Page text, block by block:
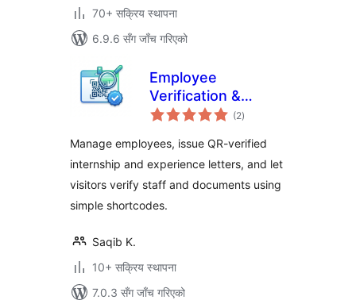
70+ सक्रिय स्थापना
6.9.6 सँग जाँच गरिएको
Employee
Verification &
Document
(2कुल
रेटिङ्गहरू
)
Manage employees, issue QR-verified
internship and experience letters, and let
visitors verify staff and documents using
simple shortcodes.
Saqib K.
10+ सक्रिय स्थापना
7.0.3 सँग जाँच गरिएको